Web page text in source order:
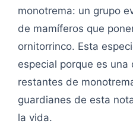
monotrema: un grupo
de mamíferos que
ornitorrinco. Esta
especial porque es una
restantes de
guardianes de esta
la vida.